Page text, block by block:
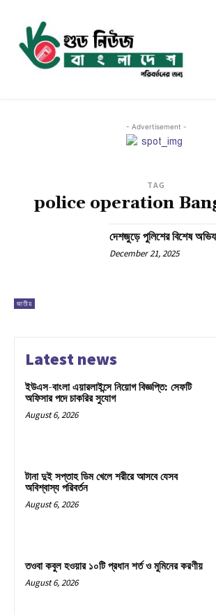
- Advertisement -
TAG
police operation
জাতীয়
দেশজুড়ে পুলিশের বিশেষ
December 21, 2025
Latest news
ইউএস-বাংলা এয়ারলাইন্সে নিয়োগ বিজ্ঞপ্তি: সেফটি
অফিসার পদে চাকরির সুযোগ
August 6, 2026
টানা দুই সপ্তাহ ডিম খেলে শরীরে আসবে যেসব
অবিশ্বাস্য পরিবর্তন
August 6, 2026
তওবা কবুল হওয়ার ১০টি প্রধান শর্ত ও মুমিনের করণীয়
August 6, 2026